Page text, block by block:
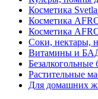
Косметика
Косметика
Косметика
Соки, нектары,
Витамины и
Безалкогольные
Растительные
Для домашних